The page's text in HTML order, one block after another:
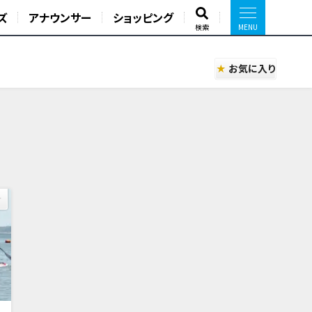
アナウンサー ショッピング
検索
お気に入り